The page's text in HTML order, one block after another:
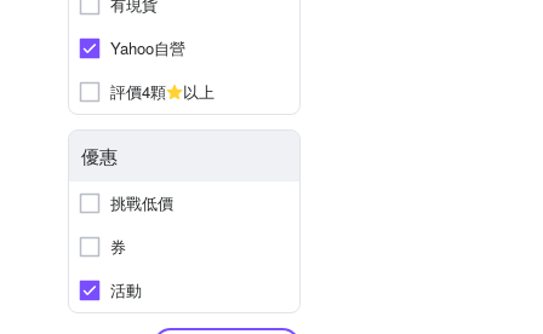
Yahoo自營
評價4顆
以上
優惠
挑戰低價
券
活動